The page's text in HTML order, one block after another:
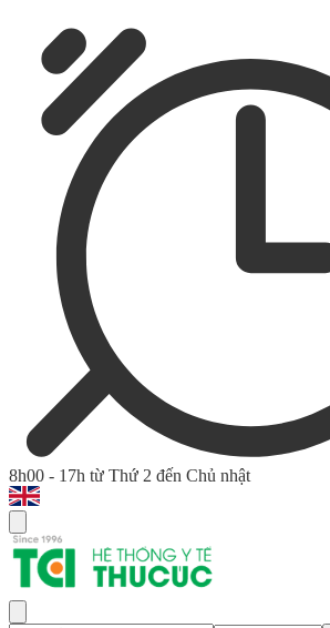
8h00 - 17h từ Thứ 2 đến Chủ nhật